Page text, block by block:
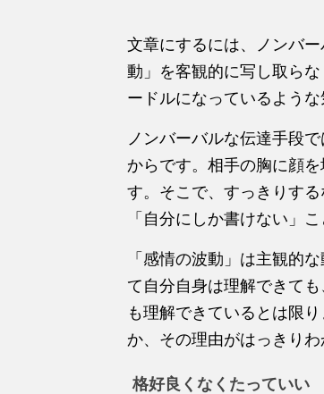
文章にするには、ノンバ
動」を客観的に写し取ら
ードルになっているよう
ノンバーバルな伝達手段
からです。相手の胸に顔
す。そこで、すっきりす
「自分にしか書けない」
「感情の波動」は主観的
て自分自身は理解できて
も理解できているとは限
か、その理由がはっきりわ
格好良くなくたっていい